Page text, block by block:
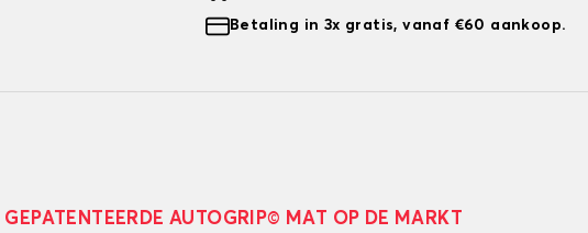
Betaling in 3x gratis, vanaf €60 aankoop.
GEPATENTEERDE AUTOGRIP© MAT OP DE MARKT